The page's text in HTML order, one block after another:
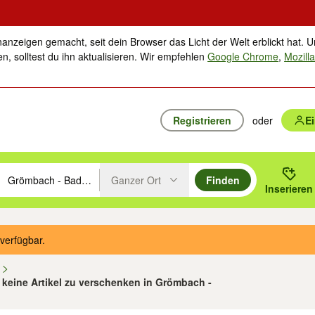
gemacht, seit dein Browser das Licht der Welt erblickt hat.
solltest du ihn aktualisieren. Wir empfehlenGoogle Chrome,
Registrieren oder
mit den Pfeiltasten nach oben/unten durchsuchen und mit
oder Ort eingeben. Eingabetaste drücken um zu suchen, oder
Ganzer Ort
Finden
Inserieren
Artikel zu verschenken in Grömbach -